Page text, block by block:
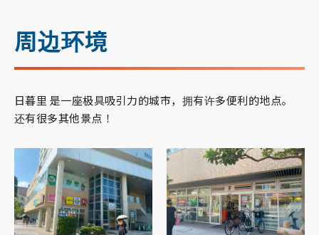
周边环境
日暮里 是一座极具吸引力的城市，拥有许多便利的地点。
还有很多其他景点！